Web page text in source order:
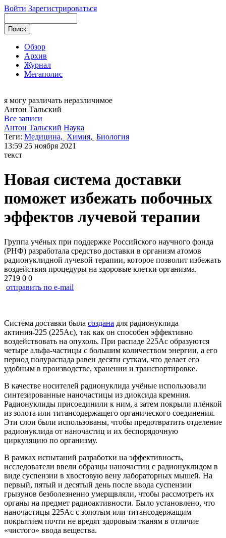
Войти Зарегистрироваться
Обзор
Архив
Журнал
Мегаполис
я могу различать неразличимое
Антон Тальский
Все записи
Антон Тальский Наука
Теги: Медицина, Химия, Биология
13:59 25 ноября 2021
текст
Новая система доставки
поможет избежать побочных
эффектов лучевой терапии
Группа учёных при поддержке Российского научного фонда
(РНФ) разработала средство доставки в организм атомов
радионуклидной лучевой терапии, которое позволит избежать
воздействия процедуры на здоровые клетки организма.
2719 0 0
отправить по e-mail
Система доставки была создана для радионуклида
актиния-225 (225Ас), так как он способен эффективно
воздействовать на опухоль. При распаде 225Ас образуются
четыре альфа-частицы с большим количеством энергии, а его
период полураспада равен десяти суткам, что делает его
удобным в производстве, хранении и транспортировке.
В качестве носителей радионуклида учёные использовали
синтезированные наночастицы из диоксида кремния.
Радионуклиды присоединили к ним, а затем покрыли плёнкой
из золота или титансодержащего органического соединения.
Эти слои были использованы, чтобы предотвратить отделение
радионуклида от наночастиц и их беспорядочную
циркуляцию по организму.
В рамках испытаний разработки на эффективность,
исследователи ввели образцы наночастиц с радионуклидом в
виде суспензии в хвостовую вену лабораторных мышей. На
первый, пятый и десятый день после ввода суспензии
грызунов безболезненно умерщвляли, чтобы рассмотреть их
органы на предмет радиоактивности. Было установлено, что
наночастицы 225Ас с золотым или титансодержащим
покрытием почти не вредят здоровым тканям в отличие
«чистого» ввода вещества.